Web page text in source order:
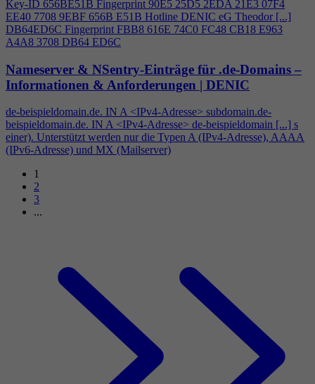
Key-ID 656BE51B Fingerprint 90E5 25D5 2EDA 21E3 07F4
EE40 7708 9EBF 656B E51B Hotline DENIC eG Theodor [...]
DB64ED6C Fingerprint FBB8 616E 74C0 FC48 CB18 E963
A4A8 3708 DB64 ED6C
Nameserver & NSentry-Einträge für .de-Domains –
Informationen & Anforderungen | DENIC
de-beispieldomain.de. IN A <IPv4-Adresse> subdomain.de-
beispieldomain.de. IN A <IPv4-Adresse> de-beispieldomain [...] s
einer). Unterstützt werden nur die Typen A (IPv4-Adresse), AAAA
(IPv6-Adresse) und MX (Mailserver)
1
2
3
...